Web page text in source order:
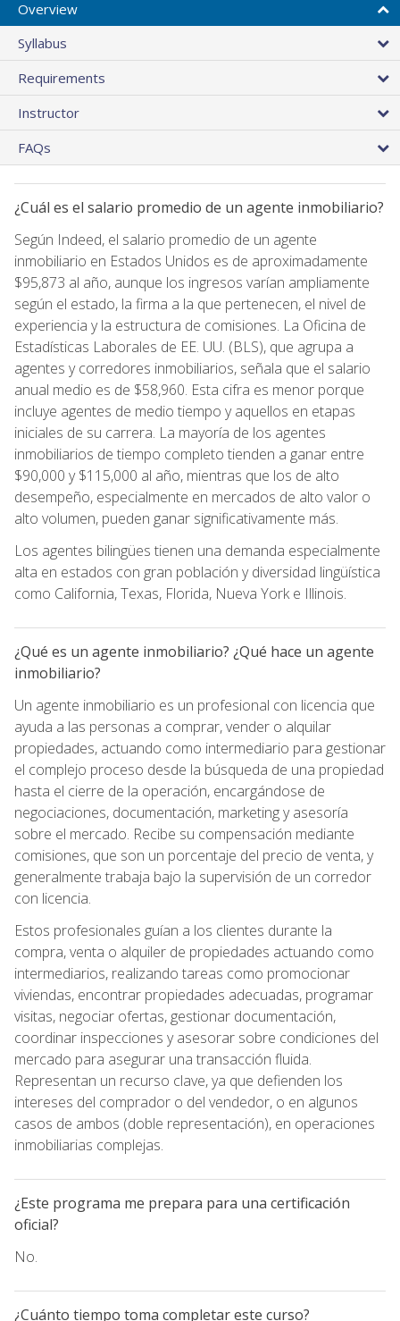
Overview
Syllabus
Requirements
Instructor
FAQs
¿Cuál es el salario promedio de un agente inmobiliario?
Según Indeed, el salario promedio de un agente
inmobiliario en Estados Unidos es de aproximadamente
$95,873 al año, aunque los ingresos varían ampliamente
según el estado, la firma a la que pertenecen, el nivel de
experiencia y la estructura de comisiones. La Oficina de
Estadísticas Laborales de EE. UU. (BLS), que agrupa a
agentes y corredores inmobiliarios, señala que el salario
anual medio es de $58,960. Esta cifra es menor porque
incluye agentes de medio tiempo y aquellos en etapas
iniciales de su carrera. La mayoría de los agentes
inmobiliarios de tiempo completo tienden a ganar entre
$90,000 y $115,000 al año, mientras que los de alto
desempeño, especialmente en mercados de alto valor o
alto volumen, pueden ganar significativamente más.
Los agentes bilingües tienen una demanda especialmente
alta en estados con gran población y diversidad lingüística
como California, Texas, Florida, Nueva York e Illinois.
¿Qué es un agente inmobiliario? ¿Qué hace un agente
inmobiliario?
Un agente inmobiliario es un profesional con licencia que
ayuda a las personas a comprar, vender o alquilar
propiedades, actuando como intermediario para gestionar
el complejo proceso desde la búsqueda de una propiedad
hasta el cierre de la operación, encargándose de
negociaciones, documentación, marketing y asesoría
sobre el mercado. Recibe su compensación mediante
comisiones, que son un porcentaje del precio de venta, y
generalmente trabaja bajo la supervisión de un corredor
con licencia.
Estos profesionales guían a los clientes durante la
compra, venta o alquiler de propiedades actuando como
intermediarios, realizando tareas como promocionar
viviendas, encontrar propiedades adecuadas, programar
visitas, negociar ofertas, gestionar documentación,
coordinar inspecciones y asesorar sobre condiciones del
mercado para asegurar una transacción fluida.
Representan un recurso clave, ya que defienden los
intereses del comprador o del vendedor, o en algunos
casos de ambos (doble representación), en operaciones
inmobiliarias complejas.
¿Este programa me prepara para una certificación
oficial?
No.
¿Cuánto tiempo toma completar este curso?